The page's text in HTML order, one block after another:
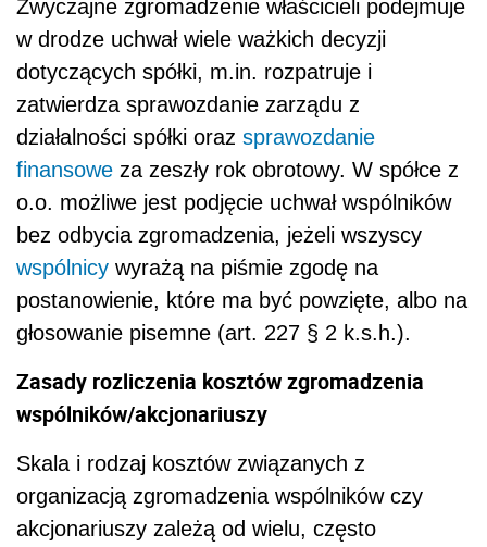
Zwyczajne zgromadzenie właścicieli podejmuje
w drodze uchwał wiele ważkich decyzji
dotyczących spółki, m.in. rozpatruje i
zatwierdza sprawozdanie zarządu z
działalności spółki oraz sprawozdanie
finansowe za zeszły rok obrotowy. W spółce z
o.o. możliwe jest podjęcie uchwał wspólników
bez odbycia zgromadzenia, jeżeli wszyscy
wspólnicy wyrażą na piśmie zgodę na
postanowienie, które ma być powzięte, albo na
głosowanie pisemne (art. 227 § 2 k.s.h.).
Zasady rozliczenia kosztów zgromadzenia
wspólników/akcjonariuszy
Skala i rodzaj kosztów związanych z
organizacją zgromadzenia wspólników czy
akcjonariuszy zależą od wielu, często